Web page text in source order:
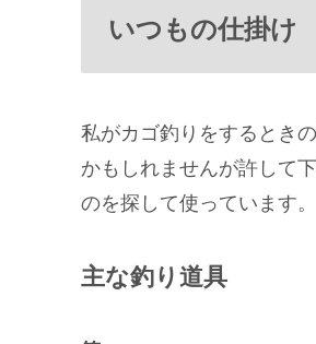
いつもの仕掛け
私がカゴ釣りをするとき
かもしれませんが許して
のを探して使っています。
主な釣り道具